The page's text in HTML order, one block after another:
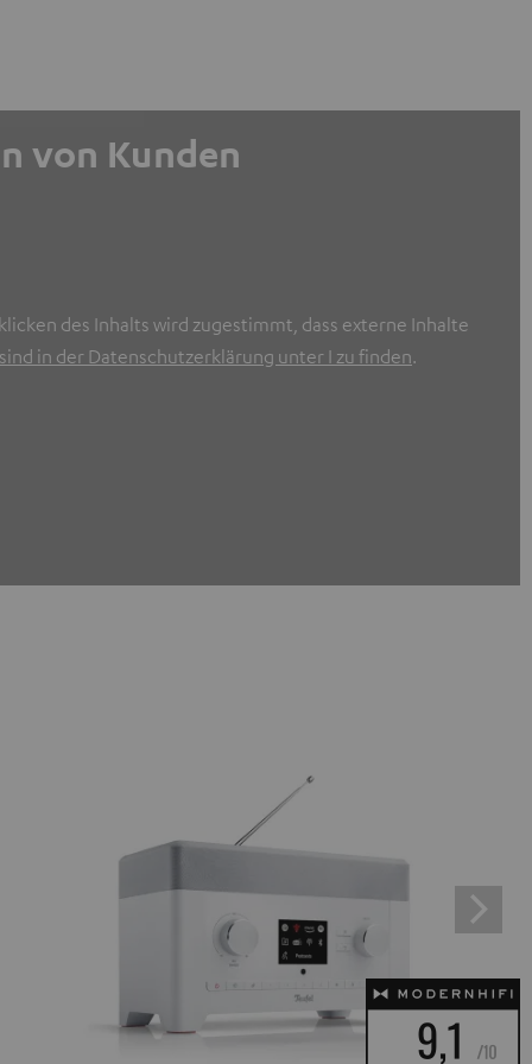
von Kunden
des Inhalts wird zugestimmt, dass externe Inhalte
in der Datenschutzerklärung unter I zu finden.